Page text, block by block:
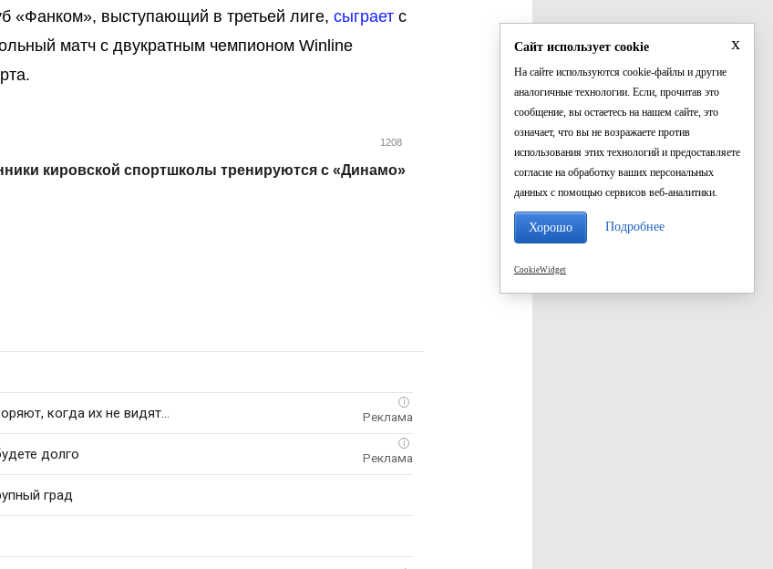
«Фанком», выступающий в третьей лиге, сыграет с
матч с двукратным чемпионом Winline
1208
кировской спортшколы тренируются с «Динамо»
i
когда их не видят...
i
долго
град
x
Сайт использует cookie
На сайте используются cookie-файлы и другие
аналогичные технологии. Если, прочитав это
сообщение, вы остаетесь на нашем сайте, это
означает, что вы не возражаете против
использования этих технологий и предоставляете
согласие на обработку ваших персональных
данных с помощью сервисов веб-аналитики.
Хорошо Подробнее
CookieWidget